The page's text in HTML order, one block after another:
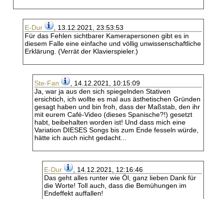
E-Dur
, 13.12.2021, 23:53:53
Für das Fehlen sichtbarer Kamerapersonen gibt es in
diesem Falle eine einfache und völlig unwissenschaftliche
Erklärung. (Verrät der Klavierspieler.)
Ste-Fan
, 14.12.2021, 10:15:09
Ja, war ja aus den sich spiegelnden Stativen
ersichtich, ich wollte es mal aus ästhetischen Gründen
gesagt haben und bin froh, dass der Maßstab, den ihr
mit eurem Café-Video (dieses Spanische?!) gesetzt
habt, beibehalten worden ist! Und dass mich eine
Variation DIESES Songs bis zum Ende fesseln würde,
hätte ich auch nicht gedacht...
E-Dur
, 14.12.2021, 12:16:46
Das geht alles runter wie Öl, ganz lieben Dank für
die Worte! Toll auch, dass die Bemühungen im
Endeffekt auffallen!